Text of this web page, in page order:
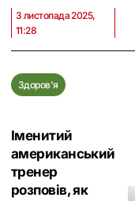
3 листопада 2025,
11:28
Здоров'я
Іменитий
американський
тренер
розповів, як